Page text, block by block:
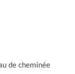
de cheminée